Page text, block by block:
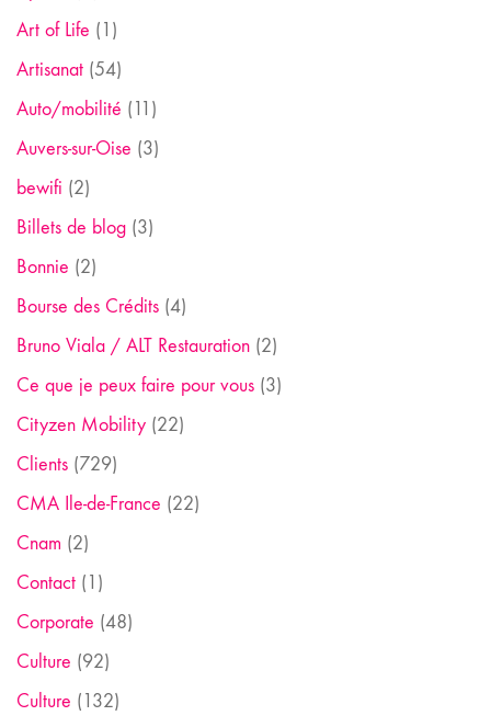
Art of Life (1)
Artisanat (54)
Auto/mobilité (11)
Auvers-sur-Oise (3)
bewifi (2)
Billets de blog (3)
Bonnie (2)
Bourse des Crédits (4)
Bruno Viala / ALT Restauration (2)
Ce que je peux faire pour vous (3)
Cityzen Mobility (22)
Clients (729)
CMA Ile-de-France (22)
Cnam (2)
Contact (1)
Corporate (48)
Culture (92)
Culture (132)